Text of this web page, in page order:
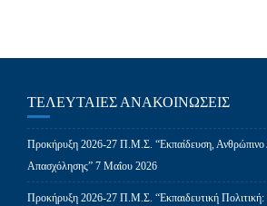
ΤΕΛΕΥΤΑΊΕΣ ΑΝΑΚΟΙΝΏΣΕΙΣ
Προκήρυξη 2026-27 Π.Μ.Σ. “Εκπαίδευση, Ανθρώπινο
Απασχόλησης” 7 Μαΐου 2026
Προκήρυξη 2026-27 Π.Μ.Σ. “Εκπαιδευτική Πολιτική: